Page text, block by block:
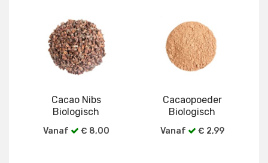
Cacao Nibs
Biologisch
Vanaf € 8,00
Cacaopoeder
Biologisch
Vanaf € 2,99